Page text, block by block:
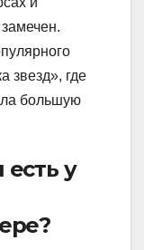
звезд», где
большую
у